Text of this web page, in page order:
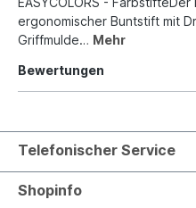
ergonomischer Buntstift mit
Griffmulde… Mehr
Bewertungen
Telefonischer Service
Shopinfo